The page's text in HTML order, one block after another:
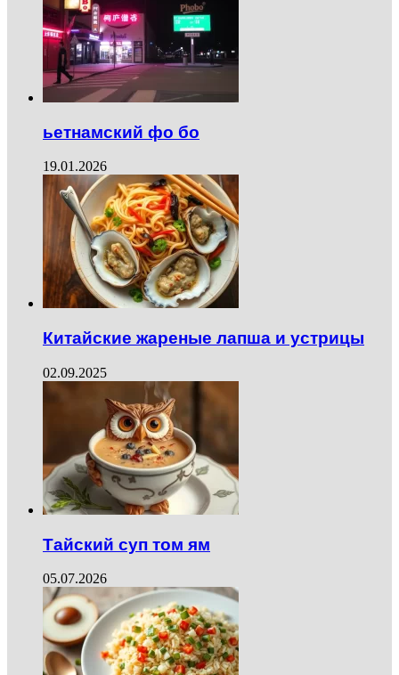
ьетнамский фо бо
19.01.2026
Китайские жареные лапша и устрицы
02.09.2025
Тайский суп том ям
05.07.2026